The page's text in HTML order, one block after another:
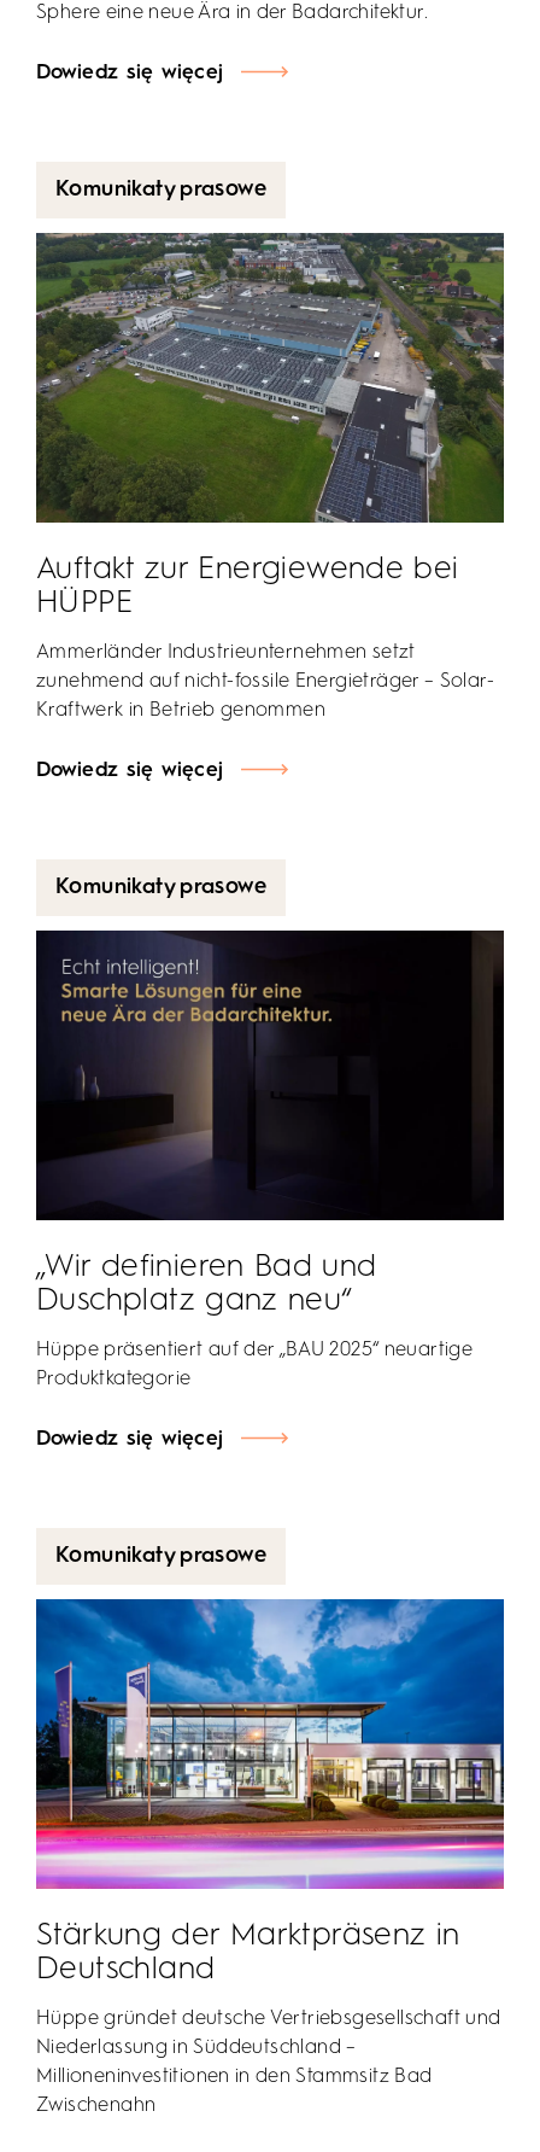
Sphere eine neue Ära in der Badarchitektur.
Dowiedz się więcej
Komunikaty prasowe
Auftakt zur Energiewende bei
HÜPPE
Ammerländer Industrieunternehmen setzt
zunehmend auf nicht-fossile Energieträger – Solar-
Kraftwerk in Betrieb genommen
Dowiedz się więcej
Komunikaty prasowe
„Wir definieren Bad und
Duschplatz ganz neu“
Hüppe präsentiert auf der „BAU 2025“ neuartige
Produktkategorie
Dowiedz się więcej
Komunikaty prasowe
Stärkung der Marktpräsenz in
Deutschland
Hüppe gründet deutsche Vertriebsgesellschaft und
Niederlassung in Süddeutschland –
Millioneninvestitionen in den Stammsitz Bad
Zwischenahn